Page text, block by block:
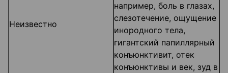
Неизвестно
например, боль в глазах,
слезотечение, ощущение
инородного тела,
гигантский папиллярный
конъюнктивит, отек
конъюнктивы и век, зуд в